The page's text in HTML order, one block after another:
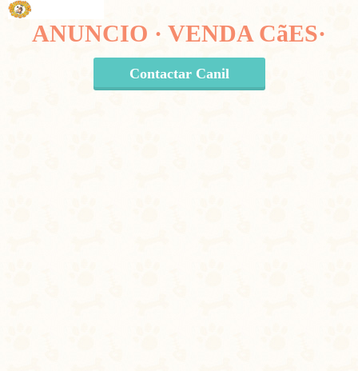
ANUNCIO · VENDA CãES·
Contactar Canil